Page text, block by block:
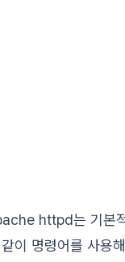
httpd는 기본
이 명령어를 사용